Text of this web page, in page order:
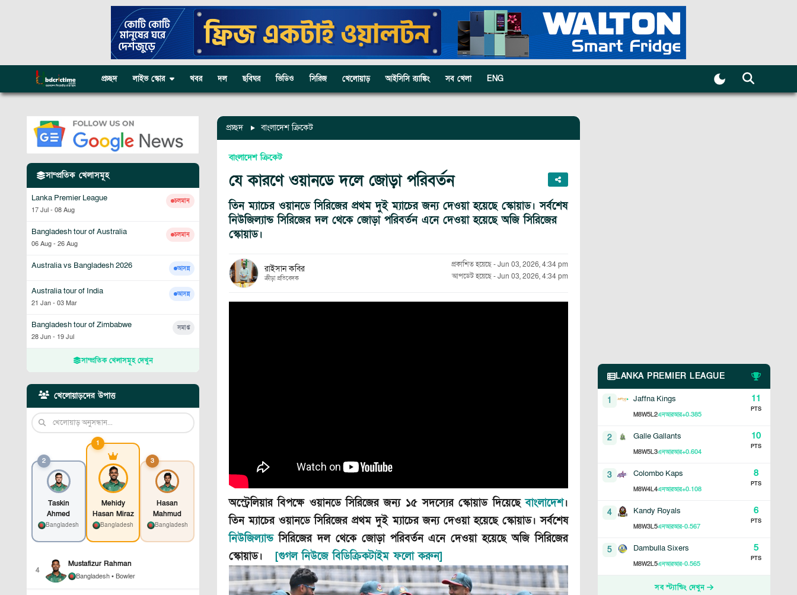
প্রচ্ছদ লাইভ স্কোর খবর দল ছবিঘর ভিডিও সিরিজ খেলোয়াড় আইসিসি র‍্যাঙ্কিং সব খেলা ENG
সাম্প্রতিক খেলাসমূহ
Lanka Premier League
17 Jul - 08 Aug
চলমান
Bangladesh tour of Australia
06 Aug - 26 Aug
চলমান
Australia vs Bangladesh 2026 আসন্ন
Australia tour of India
21 Jan - 03 Mar
আসন্ন
Bangladesh tour of Zimbabwe
28 Jun - 19 Jul
সমাপ্ত
সাম্প্রতিক খেলাসমূহ দেখুন
খেলোয়াড়দের উপাত্ত
2
Taskin
Ahmed
Bangladesh
1
Mehidy
Hasan Miraz
Bangladesh
3
Hasan
Mahmud
Bangladesh
4
Mustafizur Rahman
Bangladesh • Bowler
প্রচ্ছদ বাংলাদেশ ক্রিকেট
বাংলাদেশ ক্রিকেট
যে কারণে ওয়ানডে দলে জোড়া পরিবর্তন
তিন ম্যাচের ওয়ানডে সিরিজের প্রথম দুই ম্যাচের জন্য দেওয়া হয়েছে স্কোয়াড। সর্বশেষ
নিউজিল্যান্ড সিরিজের দল থেকে জোড়া পরিবর্তন এনে দেওয়া হয়েছে অজি সিরিজের
স্কোয়াড।
রাইসান কবির
ক্রীড়া প্রতিবেদক
প্রকাশিত হয়েছে-Jun 03, 2026, 4:34 pm
আপডেট হয়েছে-Jun 03, 2026, 4:34 pm
অস্ট্রেলিয়ার বিপক্ষে ওয়ানডে সিরিজের জন্য ১৫ সদস্যের স্কোয়াড দিয়েছেবাংলাদেশ।
তিন ম্যাচের ওয়ানডে সিরিজের প্রথম দুই ম্যাচের জন্য দেওয়া হয়েছে স্কোয়াড। সর্বশেষ
নিউজিল্যান্ডসিরিজের দল থেকে জোড়া পরিবর্তন এনে দেওয়া হয়েছে অজি সিরিজের
স্কোয়াড।
[গুগল নিউজে বিডিক্রিকটাইম ফলো করুন]
LANKA PREMIER LEAGUE
1 Jaffna Kings
M8W5L2এনআরআর+0.385
11
PTS
2 Galle Gallants
M8W5L3এনআরআর+0.604
10
PTS
3 Colombo Kaps
M8W4L4এনআরআর+0.108
8
PTS
4 Kandy Royals
M8W3L5এনআরআর-0.567
6
PTS
5 Dambulla Sixers
M8W2L5এনআরআর-0.565
5
PTS
সব স্ট্যান্ডিং দেখুন